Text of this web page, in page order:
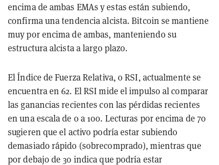
encima de ambas EMAs y estas están subiendo,
confirma una tendencia alcista. Bitcoin se mantiene
muy por encima de ambas, manteniendo su
estructura alcista a largo plazo.
El Índice de Fuerza Relativa, o RSI, actualmente se
encuentra en 62. El RSI mide el impulso al comparar
las ganancias recientes con las pérdidas recientes
en una escala de 0 a 100. Lecturas por encima de 70
sugieren que el activo podría estar subiendo
demasiado rápido (sobrecomprado), mientras que
por debajo de 30 indica que podría estar